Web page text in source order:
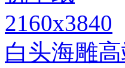
2160x3840
白头海雕